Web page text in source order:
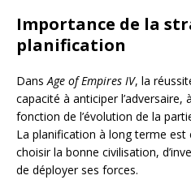
Importance de la
planification
DansAge of Empires IV, la
capacité à anticiper
fonction de l’évolution de la
La planification à long terme est
choisir la bonne civilisation,
de déployer ses forces.